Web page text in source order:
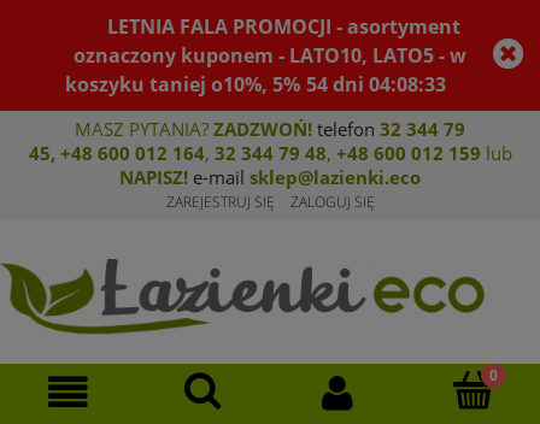
LETNIA FALA PROMOCJI - asortyment
oznaczony kuponem - LATO10, LATO5 - w
koszyku taniej o10%, 5% 54dni04:08:33
MASZ PYTANIA? ZADZWOŃ! telefon 32 344 79
45, +48 600 012 164, 32 344 79 48, +48 600 012 159 lub
NAPISZ! e-mail sklep@lazienki.eco
ZAREJESTRUJ SIĘ ZALOGUJ SIĘ